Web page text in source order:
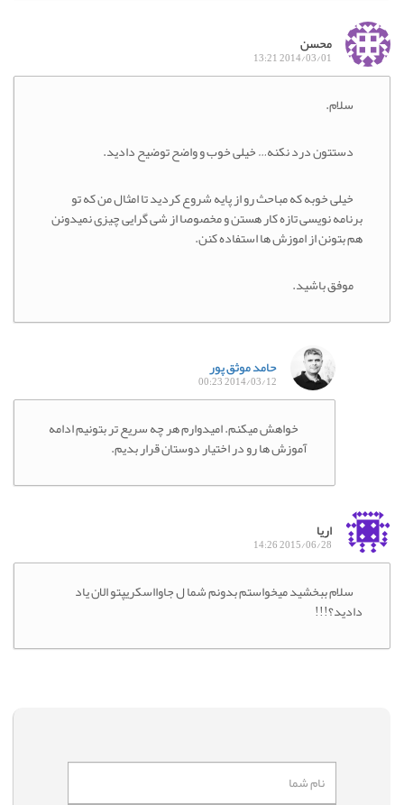
محسن
2014/03/01 13:21
سلام.
دستتون درد نکنه… خیلی خوب و واضح توضیح دادید.
خیلی خوبه که مباحث رو از پایه شروع کردید تا امثال من که تو
برنامه نویسی تازه کار هستن و مخصوصا از شی گرایی چیزی نمیدونن
هم بتونن از اموزش ها استفاده کنن.
موفق باشید.
حامد موثق پور
2014/03/12 00:23
خواهش میکنم. امیدوارم هر چه سریع تر بتونیم ادامه
آموزش ها رو در اختیار دوستان قرار بدیم.
اریا
2015/06/28 14:26
سلام ببخشید میخواستم بدونم شما ل جاوااسکریپتو الان یاد
دادید؟!!!